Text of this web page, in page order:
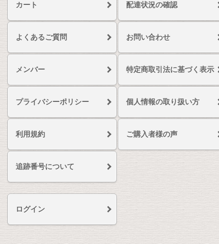
カート 配達状況の確認
よくあるご質問 お問い合わせ
メンバー 特定商取引法に基づく表示
プライバシーポリシー 個人情報の取り扱い方
利用規約 ご購入者様の声
追跡番号について
ログイン